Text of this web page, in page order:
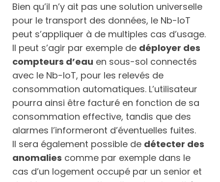
Bien qu’il n’y ait pas une solution universelle
pour le transport des données, le Nb-IoT
peut s’appliquer à de multiples cas d’usage.
Il peut s’agir par exemple de déployer des
compteurs d’eau en sous-sol connectés
avec le Nb-IoT, pour les relevés de
consommation automatiques. L’utilisateur
pourra ainsi être facturé en fonction de sa
consommation effective, tandis que des
alarmes l’informeront d’éventuelles fuites.
Il sera également possible de détecter des
anomalies comme par exemple dans le
cas d’un logement occupé par un senior et